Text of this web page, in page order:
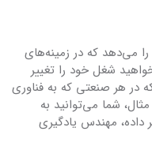
را می‌دهد که در زمینه‌های
شغل خود را تغییر
در هر صنعتی که به فناوری
شما می‌توانید به
داده، مهندس یادگیری